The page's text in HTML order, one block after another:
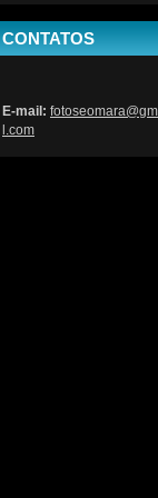
CONTATOS
E-mail: fotoseom
l.com